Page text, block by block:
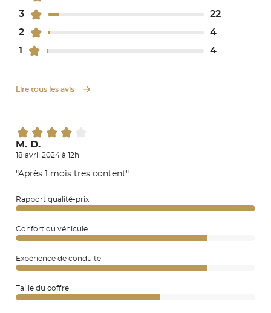
3
22
2
4
1
4
Lire tous les avis
M. D.
18 avril 2024 à 12h
"Après 1 mois tres content"
Rapport qualité-prix
Confort du véhicule
Expérience de conduite
Taille du coffre